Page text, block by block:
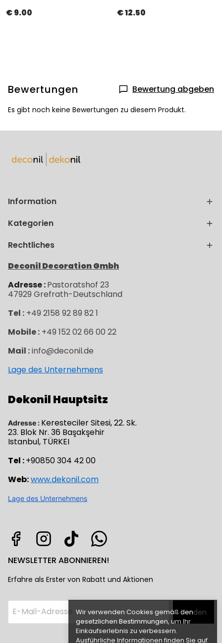
Wir verwenden Cookies gemäß den
gesetzlichen Bestimmungen, um Ihr
Einkaufserlebnis zu verbessern.
Ausführliche Informationen finden Sie auf
€ 9.00 € 12.50
Bewertungen Bewertung abgeben
Es gibt noch keine Bewertungen zu diesem Produkt.
Information
Kategorien
Rechtliches
Deconil Decoration Gmbh
Adresse :Pastoratshof 23
47929 Grefrath-Deutschland
Tel : +49 2158 92 89 82 1
Mobile : +49 152 02 66 00 22
Mail :info@deconil.de
Lage des Unternehmens
Dekonil Hauptsitz
Adresse : Keresteciler Sitesi, 22. Sk.
23. Blok Nr. 36 Başakşehir
Istanbul, TÜRKEI
Tel :+90850 304 42 00
Web:www.dekonil.com
Lage des Unternehmens
NEWSLETTER ABONNIEREN!
Erfahre als Erster von Rabatt und Aktionen
Senden